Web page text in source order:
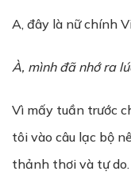
A, đây là nữ chính
À, mình đã nhớra
Vì mấy tuần trước
tôi vào câu lạc bộ
thảnh thơi và tự